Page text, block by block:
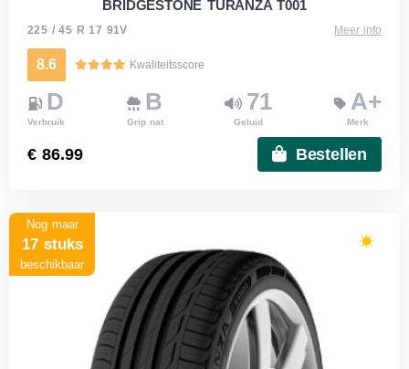
BRIDGESTONE TURANZA T001
225 / 45 R 17 91V Meer info
8.6 Kwaliteitsscore
D
Verbruik
B
Grip nat
71
Geluid
A+
Merk
€ 86.99 Bestellen
Nog maar
17 stuks
beschikbaar